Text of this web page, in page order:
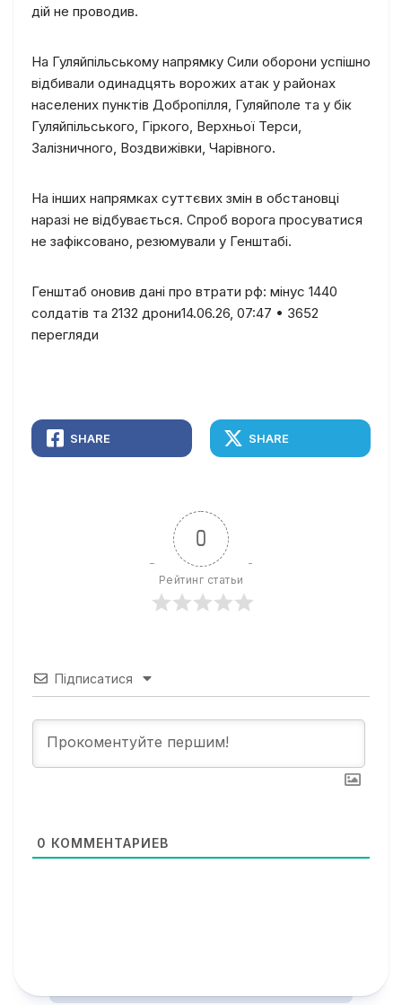
дій не проводив.
На Гуляйпільському напрямку Сили оборони успішно
відбивали одинадцять ворожих атак у районах
населених пунктів Добропілля, Гуляйполе та у бік
Гуляйпільського, Гіркого, Верхньої Терси,
Залізничного, Воздвижівки, Чарівного.
На інших напрямках суттєвих змін в обстановці
наразі не відбувається. Спроб ворога просуватися
не зафіксовано, резюмували у Генштабі.
Генштаб оновив дані про втрати рф: мінус 1440
солдатів та 2132 дрони14.06.26, 07:47 • 3652
перегляди
SHARE SHARE
0
Рейтинг статьи
Підписатися
0 КОММЕНТАРИЕВ